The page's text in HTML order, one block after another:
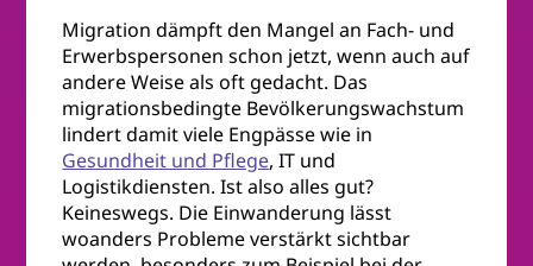
Migration dämpft den Mangel an Fach- und
Erwerbspersonen schon jetzt, wenn auch auf
andere Weise als oft gedacht. Das
migrationsbedingte Bevölkerungswachstum
lindert damit viele Engpässe wie in
Gesundheit und Pflege, IT und
Logistikdiensten. Ist also alles gut?
Keineswegs. Die Einwanderung lässt
woanders Probleme verstärkt sichtbar